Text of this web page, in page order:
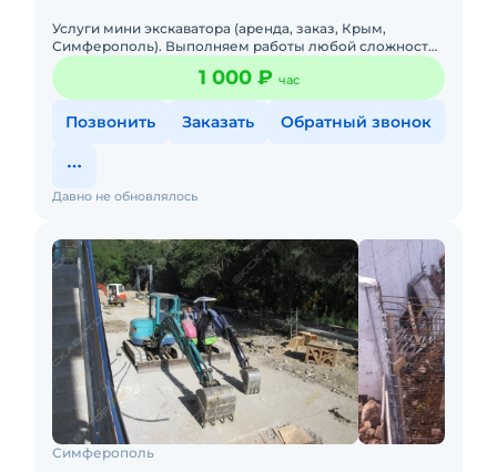
Услуги мини экскаватора (аренда, заказ, Крым,
Симферополь). Выполняем работы любой сложности
в стесненных условиях и ограниченном пространстве!
Все виды земляны
1 000 ₽ час
Позвонить Заказать Обратный звонок
Давно не обновлялось
Симферополь